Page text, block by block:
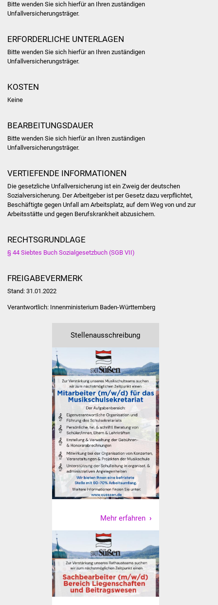
Was erledige ich wo
Bürgerinfos
Kindergärten
Volkshochschule
Jugendhaus
Fachteam Jugend
Kinder- und
Familienzentrum
Stadtwerke
Suenergie
NETZMonitor
Gesundheit und Notfall
Hitzewarnung / UV-
Index
ÖPNV
Bitte wenden Sie sich hierfür an Ihren zuständigen
Unfallversicherungsträger.
ERFORDERLICHE UNTERLAGEN
Bitte wenden Sie sich hierfür an Ihren zuständigen
Unfallversicherungsträger.
KOSTEN
Keine
BEARBEITUNGSDAUER
Bitte wenden Sie sich hierfür an Ihren zuständigen
Unfallversicherungsträger.
VERTIEFENDE INFORMATIONEN
Die gesetzliche Unfallversicherung ist ein Zweig der deutschen
Sozialversicherung. Der Arbeitgeber ist per Gesetz dazu verpflichtet,
Beschäftigte gegen Unfall am Arbeitsplatz, auf dem Weg von und zur
Arbeitsstätte und gegen Berufskrankheit abzusichern.
RECHTSGRUNDLAGE
§ 44 Siebtes Buch Sozialgesetzbuch (SGB VII)
FREIGABEVERMERK
Stand: 31.01.2022
Verantwortlich: Innenministerium Baden-Württemberg
Stellenausschreibung
Mehr erfahren